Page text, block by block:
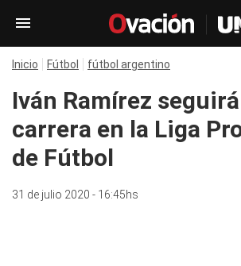
Inicio Fútbol fútbol argentino
Iván Ramírez
carrera en la Liga
de Fútbol
31 de julio 2020 - 16:45hs